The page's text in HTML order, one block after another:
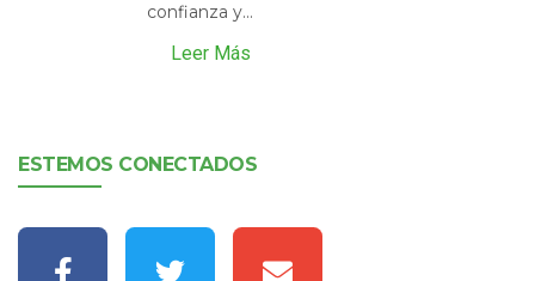
confianza y...
Leer Más
ESTEMOS CONECTADOS